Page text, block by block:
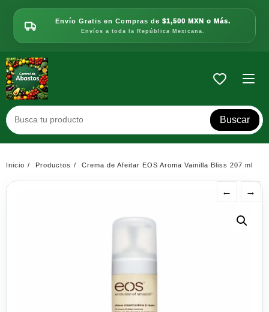
contenido
Envío Gratis en Compras de $1,500 MXN o Más.
Envíos a toda la República Mexicana.
Buscar
Inicio Productos Crema de Afeitar EOS Aroma Vainilla Bliss 207 ml
← →